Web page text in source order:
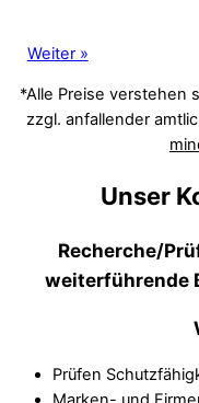
Weiter »
*Alle Preise verstehen
zzgl. anfallender
Unser
Recherche/
weiterführende
Prüfen